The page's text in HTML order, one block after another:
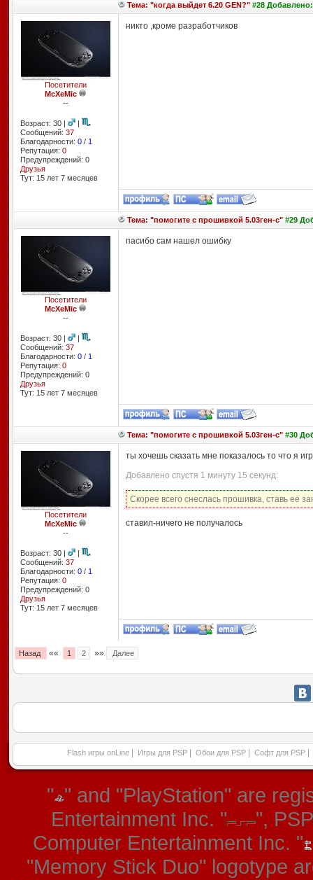
Тема: "когда выйдет 6.20 GEN?"#28 Добавлено:
Посетители
McXeMic
--
Возраст: 30 |
|
Сообщений: 37
Благодарности: 0/ 1
Репутация: 0
Предупреждений: 0
Друзья
Тут: 15 лет 7 месяцев
никто ,кроме разработчиков
Тема: "помогите с прошивкой 5.03ген-с"#29
Посетители
McXeMic
--
Возраст: 30 |
|
Сообщений: 37
Благодарности: 0/ 1
Репутация: 0
Предупреждений: 0
Друзья
Тут: 15 лет 7 месяцев
пасибо сам нашел ошибку
Тема: "помогите с прошивкой 5.03ген-с"#30
Посетители
McXeMic
--
Возраст: 30 |
|
Сообщений: 37
Благодарности: 0/ 1
Репутация: 0
Предупреждений: 0
Друзья
Тут: 15 лет 7 месяцев
ты хочешь сказать мне показалось то что я
Добавлено спустя 1 минуту 15 секунд:
Скорее всего снеслась прошивка, ставь ее
ставил-ничего не получалось
Назад «« 1 2 »» Далее
Flash игры onLine Игры для PSP Обои для PSP Софт для PSP
" " and "PlayStation" are
Entertainment Inc. "
",
Computer Entertainment Inc. "
"Memory Stick Duo" logotype